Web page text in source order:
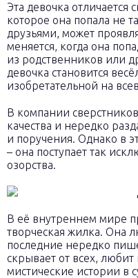
Эта девочка отличается
которое она попала не
друзьями, может
меняется, когда она
из родственников или
девочка становится
изобретательной на
В компании
качества и нередко
и поручения. Однако в
– она поступает так
озорства.
В её внутреннем мире
творческая жилка. Она
последние нередко
скрывает от всех,
мистические истории в